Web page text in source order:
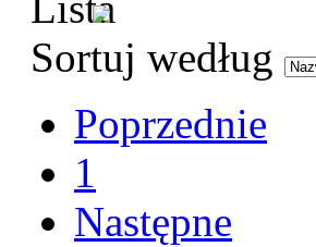
Sortuj według
Poprzednie
1
Następne